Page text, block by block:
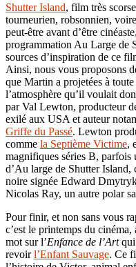
Shutter Island, film très
tourneurien, robsonnien,
peut-être avant d’être
programmation Au Large de
sources d’inspiration de ce
Ainsi, nous vous proposons
que Martin a projetées à
l’atmosphère qu’il voulait
par Val Lewton, producteur
exilé aux USA et auteur
Griffe du Passé. Lewton
comme la Septième Victime,
magnifiques séries B, parfois
d’Au large de Shutter Island,
noire signée Edward
Nicolas Ray, un autre polar
Pour finir, et non sans vous
c’est le printemps du
mot sur l’Enfance de l’Artqui
revoirl’Enfant Sauvage. Ce